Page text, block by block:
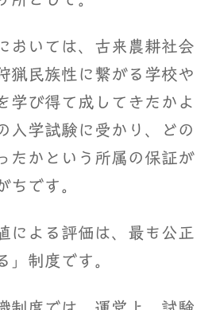
おいては、古来農耕社会
猟民族性に繋がる学校や
学び得て成してきたかよ
入学試験に受かり、どの
たかという所属の保証が
ちです。
よる評価は、最も公正
」制度です。